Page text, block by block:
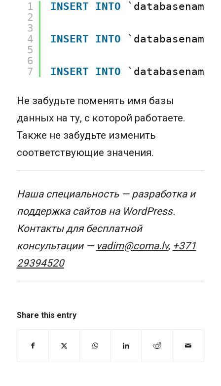
1
2
3
4
5
6
7
INSERT INTO
INSERT INTO
INSERT INTO
Не забудьте поменять имя базы
данных на ту, с которой работаете.
Также не забудьте изменить
соответствующие значения.
Наша специальность — разработка и
поддержка сайтов на WordPress.
Контакты для бесплатной
консультации — vadim@coma.lv, +371
29394520
Share this entry